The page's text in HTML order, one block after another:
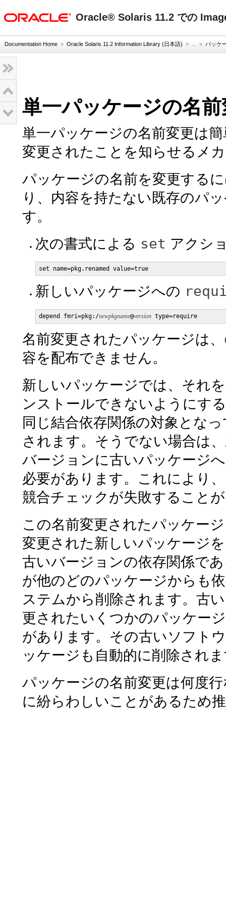
Oracle® Solaris 11.2 での
Documentation Home » Oracle Solaris 11.2 Information Library (日本語) » ... » パッケ
単一パッケージの名前
単一パッケージの名前変更は
変更されたことを知らせるメ
パッケージの名前を変更する
り、内容を持たない既存のパ
す。
次の書式による set アクシ
set name=pkg.renamed value=true
新しいパッケージへの
depend fmri=pkg:/newpkgname@version type=require
名前変更されたパッケージは、
容を配布できません。
新しいパッケージでは、それ
ンストールできないようにす
同じ結合依存関係の対象とな
されます。そうでない場合は
バージョンに古いパッケージ
必要があります。これにより
競合チェックが失敗すること
この名前変更されたパッケー
変更された新しいパッケージ
古いバージョンの依存関係で
が他のどのパッケージからも
ステムから削除されます。古
更されたいくつかのパッケー
があります。その古いソフト
ッケージも自動的に削除され
パッケージの名前変更は何度
に紛らわしいことがあるため